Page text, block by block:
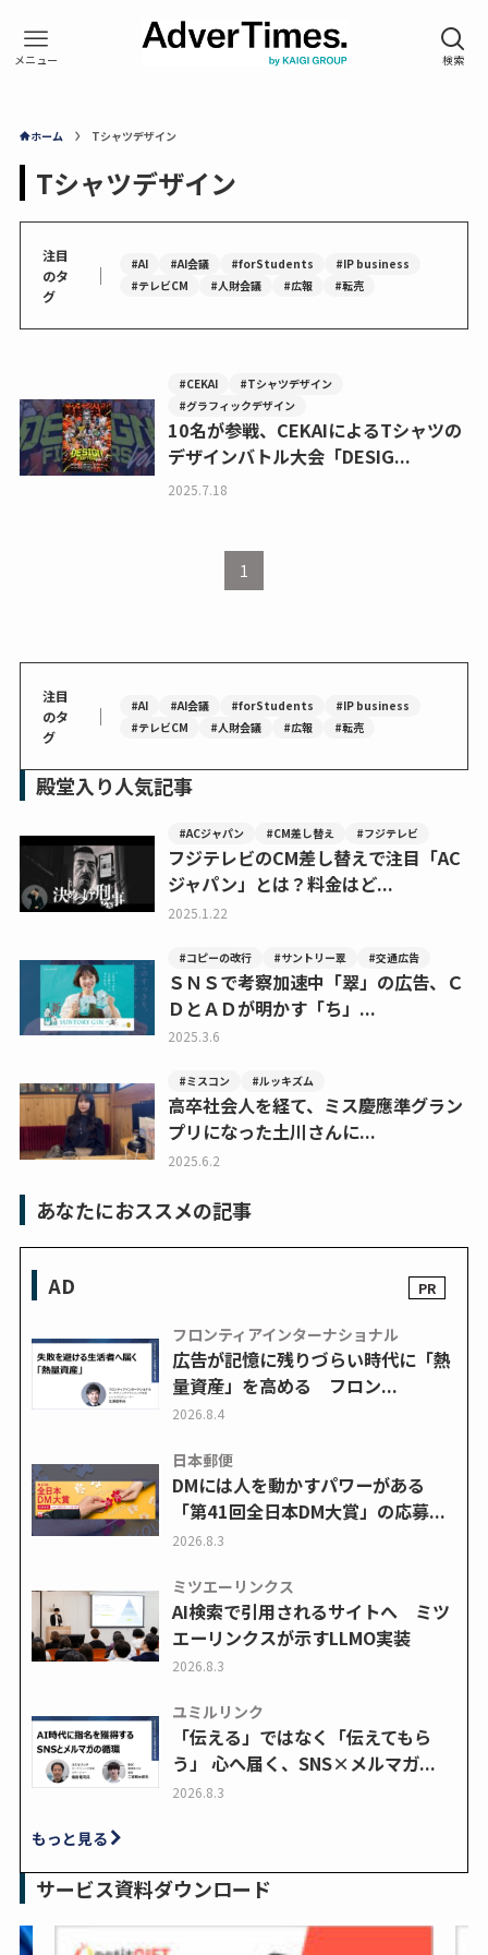
ホーム Tシャツデザイン
Tシャツデザイン
注目
のタ
グ
｜ #AI #AI会議 #forStudents
#IP business
#テレビCM
#人財会議 #広報 #転売
#CEKAI
#Tシャツデザイン
#グラフィックデザイン
10名が参戦、CEKAIによるTシャツの
デザインバトル大会「DESIG...
2025.7.18
1
注目
のタ
グ
｜ #AI #AI会議 #forStudents
#IP business
#テレビCM
#人財会議 #広報 #転売
殿堂入り人気記事
#ACジャパン #CM差し替え #フジテレビ
フジテレビのCM差し替えで注目「AC
ジャパン」とは？料金はど...
2025.1.22
#コピーの改行 #サントリー翠 #交通広告
ＳＮＳで考察加速中「翠」の広告、Ｃ
ＤとＡＤが明かす「ち」...
2025.3.6
#ミスコン #ルッキズム
高卒社会人を経て、ミス慶應準グラン
プリになった土川さんに...
2025.6.2
あなたにおススメの記事
AD
フロンティアインターナショナル
広告が記憶に残りづらい時代に「熱
量資産」を高める フロン...
2026.8.4
日本郵便
DMには人を動かすパワーがある
「第41回全日本DM大賞」の応募...
2026.8.3
ミツエーリンクス
AI検索で引用されるサイトへ ミツ
エーリンクスが示すLLMO実装
2026.8.3
ユミルリンク
「伝える」ではなく「伝えてもら
う」 心へ届く、SNS×メルマガ...
2026.8.3
もっと見る
サービス資料ダウンロード